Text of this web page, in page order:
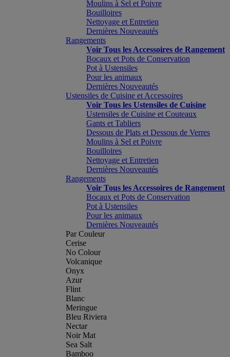
Moulins à Sel et Poivre
Bouilloires
Nettoyage et Entretien
Dernières Nouveautés
Rangements
Voir Tous les Accessoires de Rangement
Bocaux et Pots de Conservation
Pot à Ustensiles
Pour les animaux
Dernières Nouveautés
Ustensiles de Cuisine et Accessoires
Voir Tous les Ustensiles de Cuisine
Ustensiles de Cuisine et Couteaux
Gants et Tabliers
Dessous de Plats et Dessous de Verres
Moulins à Sel et Poivre
Bouilloires
Nettoyage et Entretien
Dernières Nouveautés
Rangements
Voir Tous les Accessoires de Rangement
Bocaux et Pots de Conservation
Pot à Ustensiles
Pour les animaux
Dernières Nouveautés
Par Couleur
Cerise
No Colour
Volcanique
Onyx
Azur
Flint
Blanc
Meringue
Bleu Riviera
Nectar
Noir Mat
Sea Salt
Bamboo